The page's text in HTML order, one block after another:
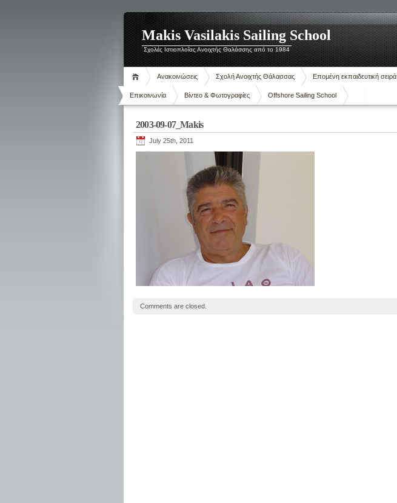
Makis Vasilakis Sailing School
Σχολές Ιστιοπλοΐας Ανοιχτής Θαλάσσης από το 1984
Ανακοινώσεις Σχολή Ανοιχτής Θάλασσας Επομένη εκπαιδευτική σειρά
Επικοινωνία Βίντεο & Φωτογραφίες Offshore Sailing School
2003-09-07_Makis
July 25th, 2011
Comments are closed.